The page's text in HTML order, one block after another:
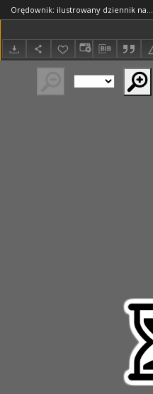
Orędownik: ilustrowany dziennik narodowy i katolicki 1937.04.16 R.67 Nr88